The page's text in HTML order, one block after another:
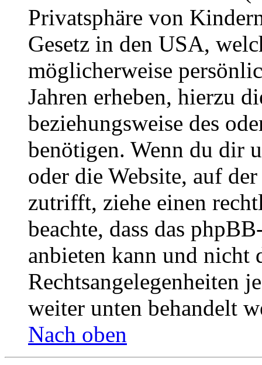
Privatsphäre von
Gesetz in den USA,
möglicherweise
Jahren erheben, hierzu
beziehungsweise des
benötigen. Wenn du dir
oder die Website, auf
zutrifft, ziehe einen
beachte, dass das
anbieten kann und nicht
Rechtsangelegenheiten
weiter unten behandelt
Nach oben